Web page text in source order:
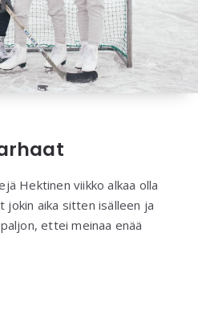
Hektinen viikko alkaa olla
aika sitten isälleen ja
ettei meinaa enää